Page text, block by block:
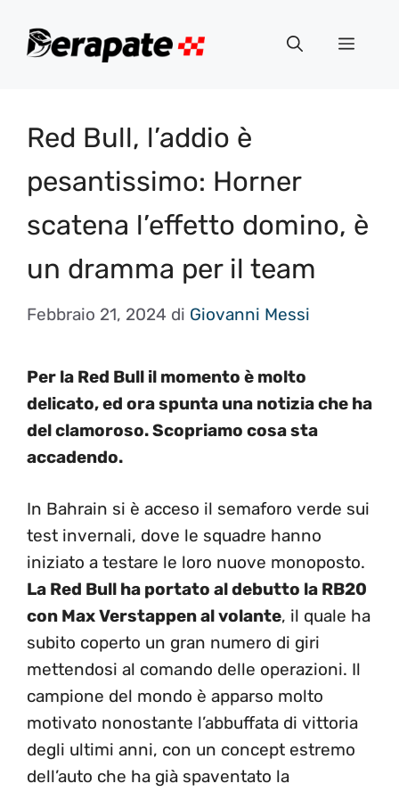
Menu
Red Bull, l’addio è
pesantissimo: Horner
scatena l’effetto domino, è
un dramma per il team
Febbraio 21, 2024 di Giovanni Messi
Per la Red Bull il momento è molto
delicato, ed ora spunta una notizia che ha
del clamoroso. Scopriamo cosa sta
accadendo.
In Bahrain si è acceso il semaforo verde sui
test invernali, dove le squadre hanno
iniziato a testare le loro nuove monoposto.
La Red Bull ha portato al debutto la RB20
con Max Verstappen al volante, il quale ha
subito coperto un gran numero di giri
mettendosi al comando delle operazioni. Il
campione del mondo è apparso molto
motivato nonostante l’abbuffata di vittoria
degli ultimi anni, con un concept estremo
dell’auto che ha già spaventato la